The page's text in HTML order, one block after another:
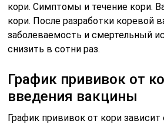
кори. Симптомы и течение кори.
кори. После разработки коревой
заболеваемость и смертельный
снизить в сотни раз.
График прививок от
введения вакцины
График прививок от кори зависит